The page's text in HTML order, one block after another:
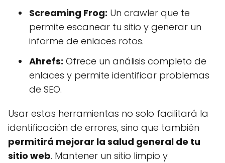
Screaming Frog: Un crawler que te
permite escanear tu sitio y generar un
informe de enlaces rotos.
Ahrefs: Ofrece un análisis completo de
enlaces y permite identificar problemas
de SEO.
Usar estas herramientas no solo facilitará la
identificación de errores, sino que también
permitirá mejorar la salud general de tu
sitio web. Mantener un sitio limpio y